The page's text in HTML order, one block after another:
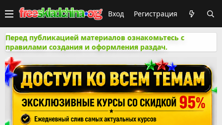
Вход Регистрация
Перед публикацией материалов ознакомьтесь с
правилами создания и оформления раздач.